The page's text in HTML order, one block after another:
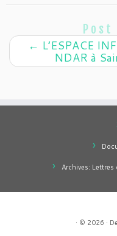
← L’ESPACE
NDAR à
Archives:
· © 2026 ·